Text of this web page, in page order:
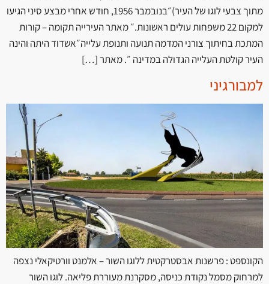
מתוך צבעי לוגו של העיר)״בנובמבר 1956, חודש אחרי מבצע סיני הגיעו
למקום 22 משפחות עולים ראשונות.״ מאתר העירייה תקומה – קורות
המתכת בחיתוך צורני המדמה תנועה ותנופת עלייה״אשדוד היתה והינה
העיר קולטת העלייה הגדולה במדינה ״. מאתר […]
למבורגיני
הקונספט : פרשנות אבסטרקטית ללוגו השור – אלמנט וורטיקאלי נצפה
למרחוק מסמל נקודת כניסה, מסקרנת מעוררת פליאה. לוגו השור